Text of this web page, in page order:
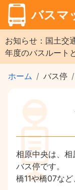
バスマ
お知らせ：国土交
年度のバスルート
ホーム バス停
相原中央は、相
バス停です。
橋11や橋07など